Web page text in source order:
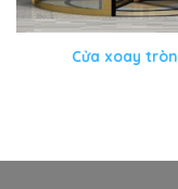
Cửa xoay tròn